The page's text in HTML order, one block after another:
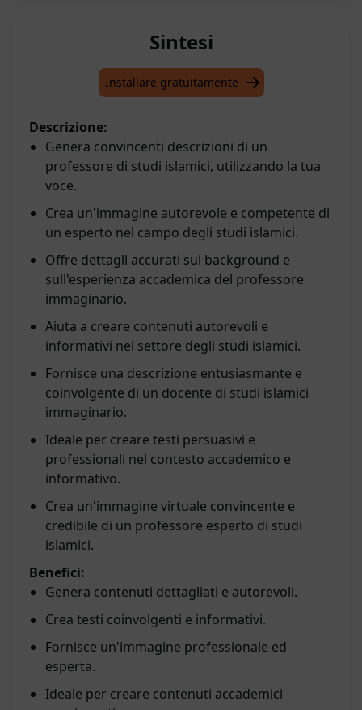
Sintesi
Installare gratuitamente
Descrizione:
Genera convincenti descrizioni di un
professore di studi islamici, utilizzando la tua
voce.
Crea un'immagine autorevole e competente di
un esperto nel campo degli studi islamici.
Offre dettagli accurati sul background e
sull'esperienza accademica del professore
immaginario.
Aiuta a creare contenuti autorevoli e
informativi nel settore degli studi islamici.
Fornisce una descrizione entusiasmante e
coinvolgente di un docente di studi islamici
immaginario.
Ideale per creare testi persuasivi e
professionali nel contesto accademico e
informativo.
Crea un'immagine virtuale convincente e
credibile di un professore esperto di studi
islamici.
Benefici:
Genera contenuti dettagliati e autorevoli.
Crea testi coinvolgenti e informativi.
Fornisce un'immagine professionale ed
esperta.
Ideale per creare contenuti accademici